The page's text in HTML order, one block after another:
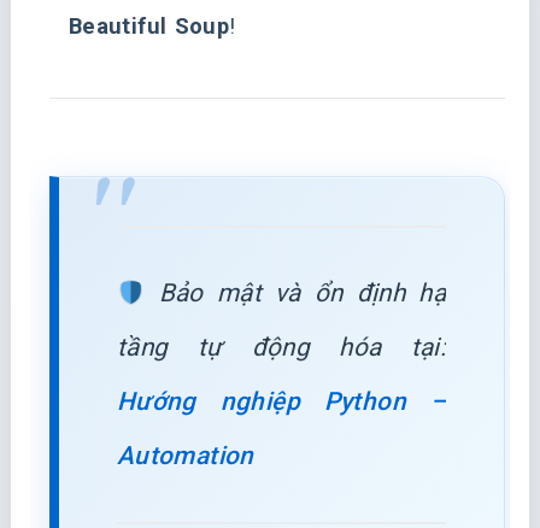
Beautiful Soup!
Bảo mật và ổn định hạ
tầng tự động hóa tại:
Hướng nghiệp Python –
Automation